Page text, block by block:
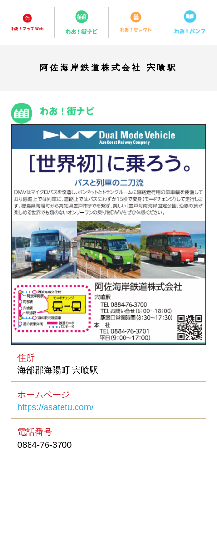
阿佐海岸鉄道株式会社 宍喰駅
住所
海部郡海陽町 宍喰駅
ホームページ
https://asatetu.com/
電話番号
0884-76-3700